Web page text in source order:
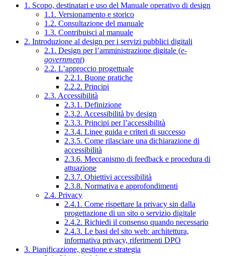
1. Scopo, destinatari e uso del Manuale operativo di design
1.1. Versionamento e storico
1.2. Consultazione del manuale
1.3. Contribuisci al manuale
2. Introduzione al design per i servizi pubblici digitali
2.1. Design per l’amministrazione digitale (e-
government)
2.2. L’approccio progettuale
2.2.1. Buone pratiche
2.2.2. Principi
2.3. Accessibilità
2.3.1. Definizione
2.3.2. Accessibilità by design
2.3.3. Principi per l’accessibilità
2.3.4. Linee guida e criteri di successo
2.3.5. Come rilasciare una dichiarazione di
accessibilità
2.3.6. Meccanismo di feedback e procedura di
attuazione
2.3.7. Obiettivi accessibilità
2.3.8. Normativa e approfondimenti
2.4. Privacy
2.4.1. Come rispettare la privacy sin dalla
progettazione di un sito o servizio digitale
2.4.2. Richiedi il consenso quando necessario
2.4.3. Le basi del sito web: architettura,
informativa privacy, riferimenti DPO
3. Pianificazione, gestione e strategia